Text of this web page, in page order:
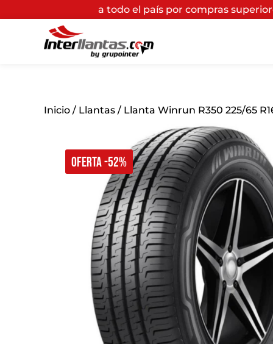
a todo el país por compras superiores a $200.000*
OFERTA -52%
Inicio / Llantas / Llanta Winrun R350 225/65